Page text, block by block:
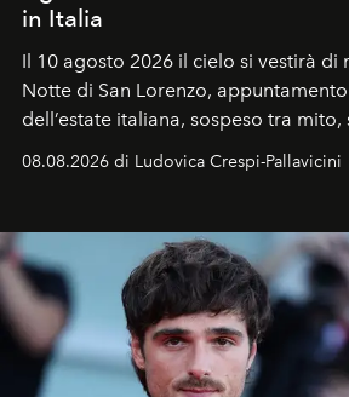
in Italia
Il 10 agosto 2026 il cielo si vestirà di
Notte di San Lorenzo,
dell’estate italiana, sospeso tra mito,
Sarà il momento in cui gli occhi si
celeste per seguire il passaggio delle
all’universo i desideri più segreti
08.08.2026 di Ludovica Crespi-Pallavicini